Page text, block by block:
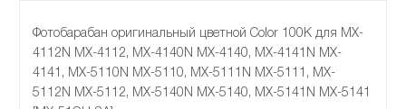
Фотобарабан оригинальный цветной Color 100К для MX-
4112N MX-4112, MX-4140N MX-4140, MX-4141N MX-
4141, MX-5110N MX-5110, MX-5111N MX-5111, MX-
5112N MX-5112, MX-5140N MX-5140, MX-5141N MX-5141